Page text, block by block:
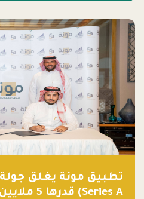
Series A) قدرها 5 ملايين ريال